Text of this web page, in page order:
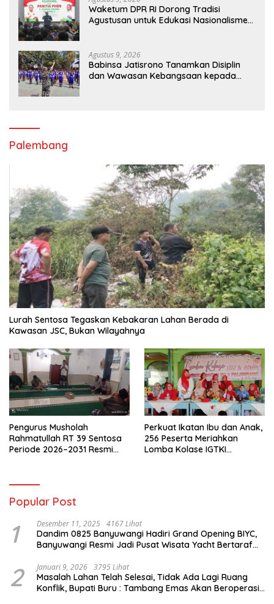
Waketum DPR RI Dorong Tradisi
Agustusan untuk Edukasi Nasionalisme
Agustus 9, 2026
Babinsa Jatisrono Tanamkan Disiplin
dan Wawasan Kebangsaan kepada
Palembang
Lurah Sentosa Tegaskan Kebakaran Lahan Berada di
Kawasan JSC, Bukan Wilayahnya
Pengurus Musholah
Rahmatullah RT 39 Sentosa
Periode 2026–2031 Resmi
Perkuat Ikatan Ibu dan Anak,
256 Peserta Meriahkan
Lomba Kolase IGTKI
Popular Post
1 Desember 11, 2025 4167 Lihat
Dandim 0825 Banyuwangi Hadiri Grand Opening BIYC,
Banyuwangi Resmi Jadi Pusat Wisata Yacht Bertaraf
2 Januari 9, 2026 3795 Lihat
Masalah Lahan Telah Selesai, Tidak Ada Lagi Ruang
Konflik, Bupati Buru : Tambang Emas Akan Beroperasi